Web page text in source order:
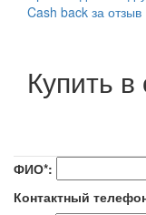
Cash back за отзыв
Купить
ФИО*:
Контактный